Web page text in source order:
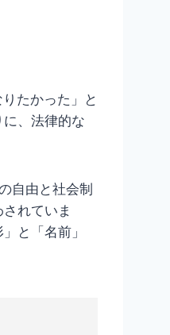
たかった」と
、法律的な
自由と社会制
れていま
と「名前」